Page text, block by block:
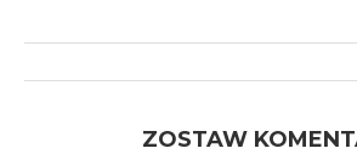
ZOSTAW